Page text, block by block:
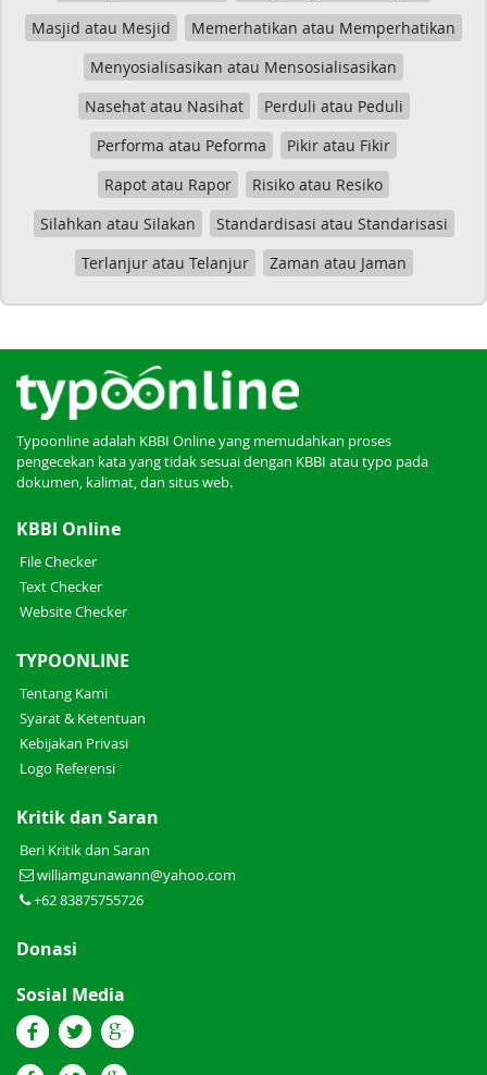
Masjid atau Mesjid
Memerhatikan atau Memperhatikan
Menyosialisasikan atau Mensosialisasikan
Nasehat atau Nasihat
Perduli atau Peduli
Performa atau Peforma
Pikir atau Fikir
Rapot atau Rapor
Risiko atau Resiko
Silahkan atau Silakan
Standardisasi atau Standarisasi
Terlanjur atau Telanjur
Zaman atau Jaman
Typoonline adalah KBBI Online yang memudahkan proses
pengecekan kata yang tidak sesuai dengan KBBI atau typo pada
dokumen, kalimat, dan situs web.
KBBI Online
File Checker
Text Checker
Website Checker
TYPOONLINE
Tentang Kami
Syarat & Ketentuan
Kebijakan Privasi
Logo Referensi
Kritik dan Saran
Beri Kritik dan Saran
williamgunawann@yahoo.com
+62 83875755726
Donasi
Sosial Media